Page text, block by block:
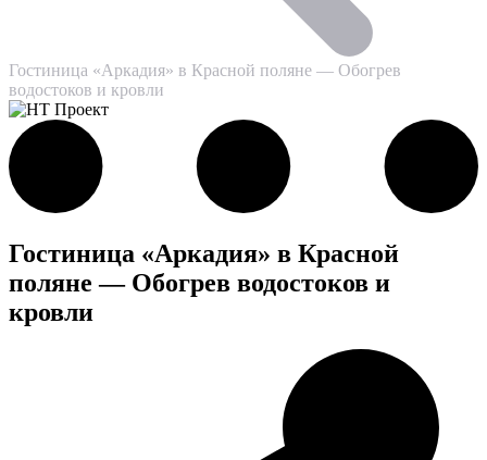
Гостиница «Аркадия» в Красной поляне — Обогрев
водостоков и кровли
Гостиница «Аркадия» в Красной
поляне — Обогрев водостоков и
кровли